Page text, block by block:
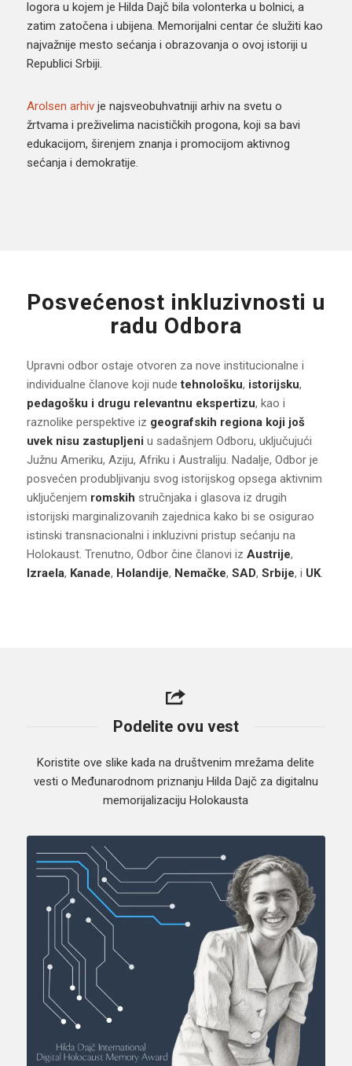
logora u kojem je Hilda Dajč bila volonterka u bolnici, a
zatim zatočena i ubijena. Memorijalni centar će služiti kao
najvažnije mesto sećanja i obrazovanja o ovoj istoriji u
Republici Srbiji.
Arolsen arhivje najsveobuhvatniji arhiv na svetu o
žrtvama i preživelima nacističkih progona, koji sa bavi
edukacijom, širenjem znanja i promocijom aktivnog
sećanja i demokratije.
Posvećenost inkluzivnosti u
radu Odbora
Upravni odbor ostaje otvoren za nove institucionalne i
individualne članove koji nudetehnološku, istorijsku,
pedagošku i drugu relevantnu ekspertizu, kao i
raznolike perspektive iz geografskih regiona koji još
uvek nisu zastupljeni u sadašnjem Odboru, uključujući
Južnu Ameriku, Aziju, Afriku i Australiju. Nadalje, Odbor je
posvećen produbljivanju svog istorijskog opsega aktivnim
uključenjem romskih stručnjaka i glasova iz drugih
istorijski marginalizovanih zajednica kako bi se osigurao
istinski transnacionalni i inkluzivni pristup sećanju na
Holokaust. Trenutno, Odbor čine članovi iz Austrije,
Izraela, Kanade, Holandije, Nemačke, SAD, Srbije, i UK.
Podelite ovu vest
Koristite ove slike kada na društvenim mrežama delite
vesti o Međunarodnom priznanju Hilda Dajč za digitalnu
memorijalizaciju Holokausta